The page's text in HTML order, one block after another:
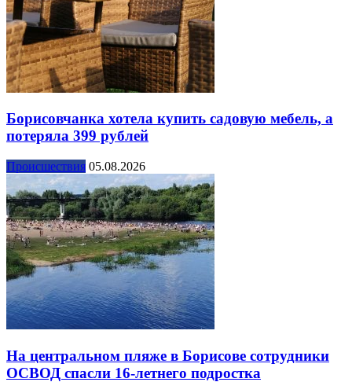
Борисовчанка хотела купить садовую мебель, а
потеряла 399 рублей
Происшествия 05.08.2026
На центральном пляже в Борисове сотрудники
ОСВОД спасли 16-летнего подростка